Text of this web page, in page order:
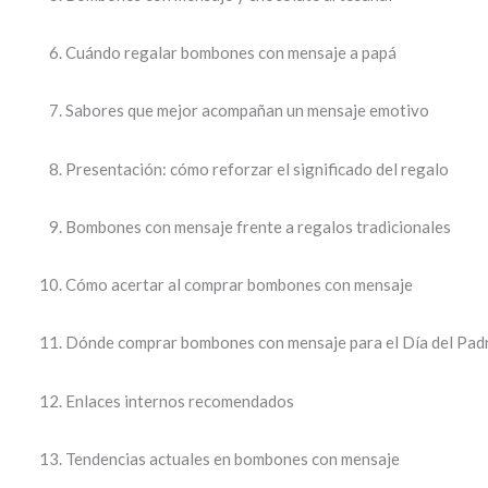
Cuándo regalar bombones con mensaje a papá
Sabores que mejor acompañan un mensaje emotivo
Presentación: cómo reforzar el significado del regalo
Bombones con mensaje frente a regalos tradicionales
Cómo acertar al comprar bombones con mensaje
Dónde comprar bombones con mensaje para el Día del
Enlaces internos recomendados
Tendencias actuales en bombones con mensaje